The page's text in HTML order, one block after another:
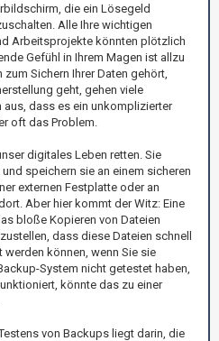
die ein Lösegeld
Alle Ihre wichtigen
Arbeitsprojekte könnten plötzlich
Gefühl in Ihrem Magen ist allzu
Sichern Ihrer Daten gehört,
geht, gehen viele
dass es ein unkomplizierter
oft das Problem.
digitales Leben retten. Sie
speichern sie an einem sicheren
externen Festplatte oder an
Aber hier kommt der Witz: Eine
bloße Kopieren von Dateien
dass diese Dateien schnell
können, wenn Sie sie
System nicht getestet haben,
könnte das zu einer
von Backups liegt darin, die